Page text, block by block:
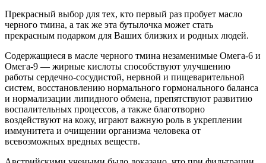
Прекрасный выбор для тех, кто первый раз пробует масло
черного тмина, а так же эта бутылочка может стать
прекрасным подарком для Ваших близких и родных людей.
Содержащиеся в масле черного тмина незаменимые Омега-6 и
Омега-9 — жирные кислоты способствуют улучшению
работы сердечно-сосудистой, нервной и пищеварительной
систем, восстановлению нормального гормонального баланса
и нормализации липидного обмена, препятствуют развитию
воспалительных процессов, а также благотворно
воздействуют на кожу, играют важную роль в укреплении
иммунитета и очищении организма человека от
всевозможных вредных веществ.